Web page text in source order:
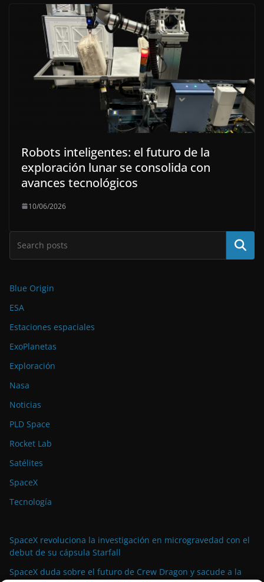
Robots inteligentes: el futuro de la
exploración lunar se consolida con
avances tecnológicos
10/06/2026
Buscar
Blue Origin
ESA
Estaciones espaciales
ExoPlanetas
Exploración
Nasa
Noticias
PLD Space
Rocket Lab
Satélites
SpaceX
Tecnología
SpaceX revoluciona la investigación en microgravedad con el
debut de su cápsula Starfall
SpaceX duda sobre el futuro de Crew Dragon y sacude a la